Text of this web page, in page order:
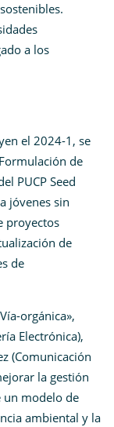
a los
el 2024-1, se
de
PUCP Seed
jóvenes sin
proyectos
de
de
orgánica»,
Electrónica),
(Comunicación
la gestión
un modelo de
ambiental y la